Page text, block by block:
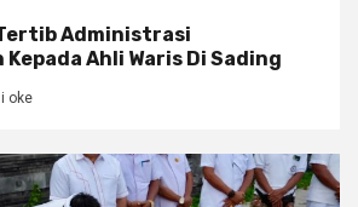
Administrasi
Ahli Waris Di Sading
oke